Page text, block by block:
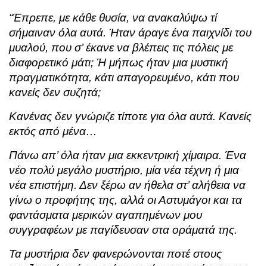
“Έπρεπε, με κάθε θυσία, να ανακαλύψω τί
σήμαιναν όλα αυτά. Ήταν άραγε ένα παιχνίδι του
μυαλού, που σ’ έκανε να βλέπεις τις πόλεις με
διαφορετικό μάτι; Ή μήπως ήταν μια μυστική
πραγματικότητα, κάτι απαγορευμένο, κάτι που
κανείς δεν συζητά;
Κανένας δεν γνώριζε τίποτε για όλα αυτά. Κανείς
εκτός από μένα…
Πάνω απ’ όλα ήταν μια εκκεντρική χίμαιρα. Ένα
νέο πολύ μεγάλο μυστήριο, μία νέα τέχνη ή μια
νέα επιστήμη. Δεν ξέρω αν ήθελα στ’ αλήθεια να
γίνω ο προφήτης της, αλλά οι Αστυμάγοι και τα
φαντάσματα μερικών αγαπημένων μου
συγγραφέων με παγίδευσαν στα οράματά της.
Τα μυστήρια δεν φανερώνονται ποτέ στους